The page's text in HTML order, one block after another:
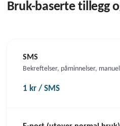
Bruk-baserte tillegg
SMS
Bekreftelser, påminnelser,
1 kr / SMS